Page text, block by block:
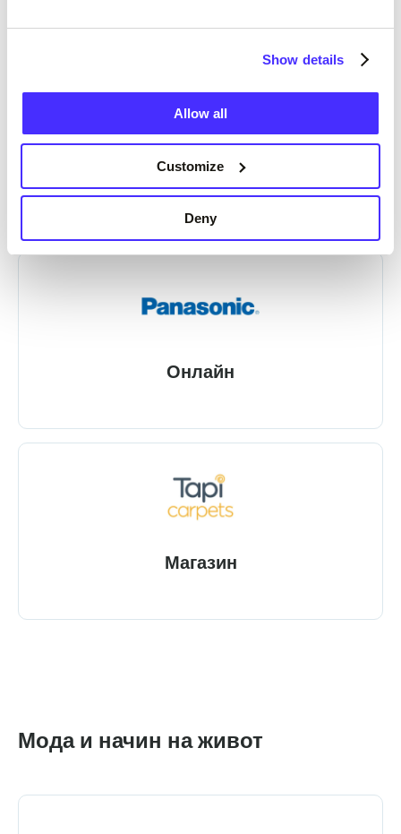
Show details
Allow all
Customize
Deny
Онлайн и в магазина
Онлайн
Магазин
Мода и начин на живот